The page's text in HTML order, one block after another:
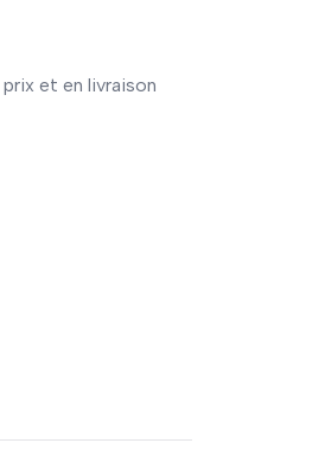
prix et en livraison